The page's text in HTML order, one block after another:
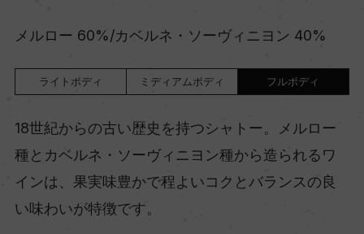
メルロー 60%/カベルネ・ソーヴィニヨン 40%
ライトボディ ミディアムボディ フルボディ
18世紀からの古い歴史を持つシャトー。メルロー
種とカベルネ・ソーヴィニヨン種から造られるワ
インは、果実味豊かで程よいコクとバランスの良
い味わいが特徴です。